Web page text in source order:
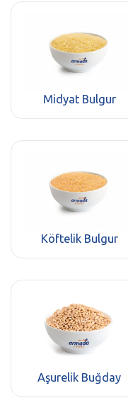
Midyat Bulgur
Köftelik Bulgur
Aşurelik Buğday